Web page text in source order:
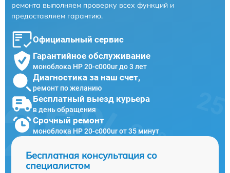
ремонта выполняем проверку всех функций и
предоставляем гарантию.
Официальный сервис
Гарантийное обслуживание
моноблока HP 20-c000ur до 3 лет
Диагностика за наш счет,
ремонт по желанию
Бесплатный выезд курьера
в день обращения
Срочный ремонт
моноблока HP 20-c000ur от 35 минут
Бесплатная консультация со
специалистом